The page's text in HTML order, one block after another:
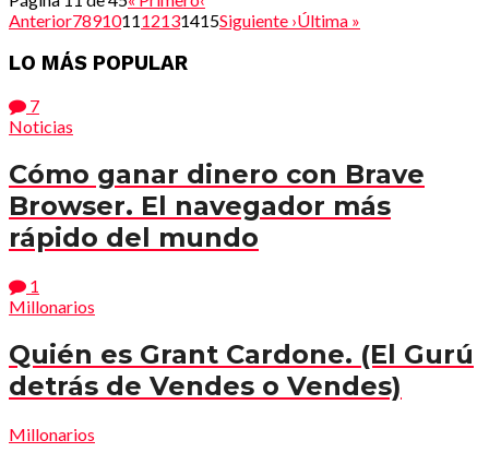
Anterior789101112131415Siguiente ›Última »
LO MÁS POPULAR
7
Noticias
Cómo ganar dinero con Brave
Browser. El navegador más
rápido del mundo
1
Millonarios
Quién es Grant Cardone. (El Gurú
detrás de Vendes o Vendes)
Millonarios